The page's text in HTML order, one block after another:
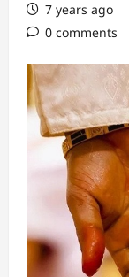
7 years ago
0 comments